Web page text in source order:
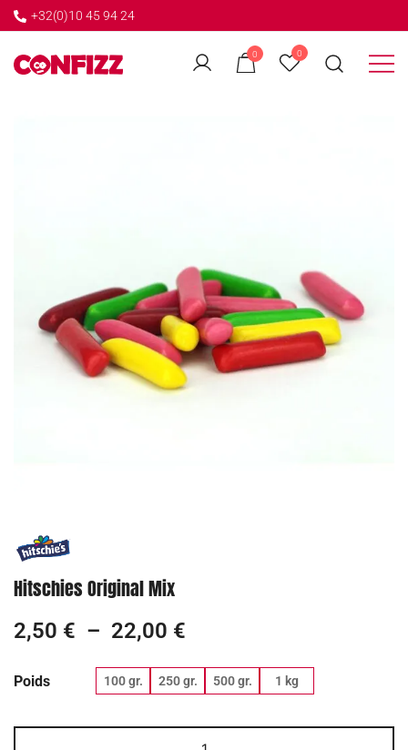
+32(0)10 45 94 24
0 0
← GO BACK
Hitschies Original Mix
2,50 € – 22,00 €
Poids 100 gr. 250 gr. 500 gr. 1 kg